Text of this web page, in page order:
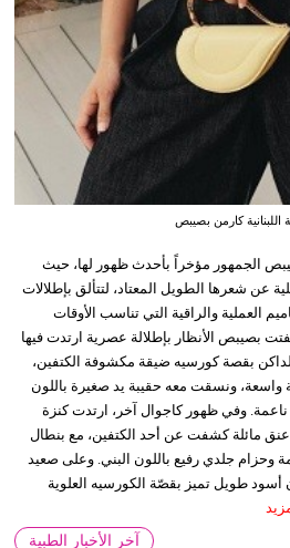
اللبنانية كارمن بصيبص
الجمهور مؤخراً بأحدث ظهور لها، حيث
عن شعرها الطويل المعتاد، لتتألق بإطلالات
العملية والراقية التي تناسب الأوقات
بصيبص الأنظار بإطلالة عصرية ارتدت فيها
بقصة كورسيه ضيقة مكشوفة الكتفين،
واسعة، ونسقت معه حقيبة يد صغيرة باللون
وفي ظهور كاجوال آخر، ارتدت كنزة
عنق مائلة كشفت عن أحد الكتفين، مع بنطال
جلدي رفيع باللون البني. وعلى صعيد
أسود طويل تميز بقصّة الكورسيه العلوية
آخر الأخبار الطبية